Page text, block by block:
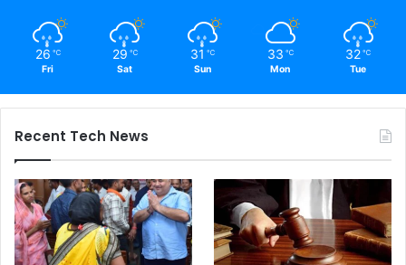
26 ℃
Fri
29 ℃
Sat
31 ℃
Sun
33 ℃
Mon
32 ℃
Tue
Recent Tech News